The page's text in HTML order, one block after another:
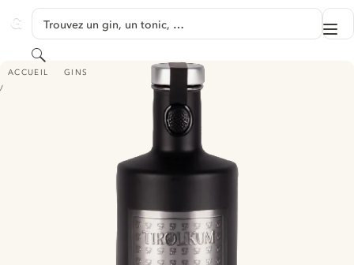
GINVENTORY
Trouvez un gin, un tonic, …
Rechercher
ACCUEIL GINS
TIROLIKUM OVERPROOF - NAVY STRENGTH EDITION